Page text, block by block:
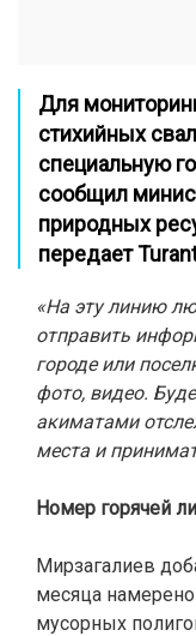
Для
стихийных
специальную
сообщил
природных
передает
«На эту линию
отправить
городе или
фото, видео.
акиматами
места и
Номер горячей
Мирзагалиев
месяца
мусорных